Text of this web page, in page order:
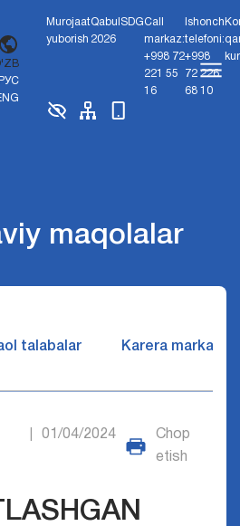
РУС
Murojaat
yuborish
Qabul
2026
SDGCall
markaz:
+998 72
221 55
16
Ishonch
telefoni:
+998
72 226
68 10
maqolalar
talabalar Karera markazi
01/04/2024
Chop
etish